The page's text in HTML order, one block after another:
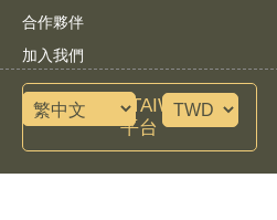
合作夥伴
加入我們
諮詢SPORTAIWAN運動
平台